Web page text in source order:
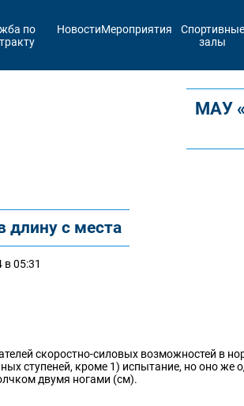
по
НовостиМероприятия
Спортивные
залы
МАУ
с места
в 05:31
скоростно-силовых возможностей в
ступеней, кроме 1) испытание, но оно
двумя ногами (см).